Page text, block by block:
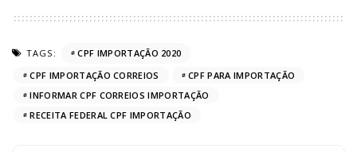
TAGS:
CPF IMPORTAÇÃO 2020
CPF IMPORTAÇÃO CORREIOS
CPF PARA IMPORTAÇÃO
INFORMAR CPF CORREIOS IMPORTAÇÃO
RECEITA FEDERAL CPF IMPORTAÇÃO